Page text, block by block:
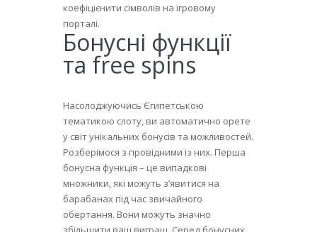
коефіцієнити сімволів на ігровому
порталі.
Бонусні функції
та free spins
Насолоджуючись Єгипетською
тематикою слоту, ви автоматично орете
у світ унікальних бонусів та можливостей.
Розберімося з провідними із них. Перша
бонусна функція – це випадкові
множники, які можуть з’явитися на
барабанах під час звичайного
обертання. Вони можуть значно